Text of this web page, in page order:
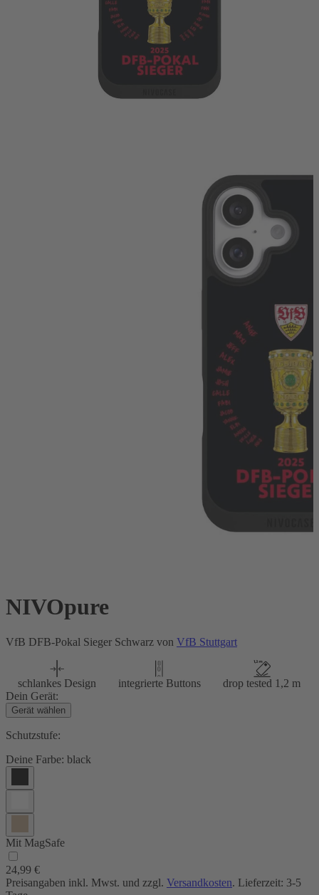
NIVOpure
VfB DFB-Pokal Sieger Schwarz von VfB Stuttgart
schlankes Design integrierte Buttons
drop tested 1,2 m
Dein Gerät:
Gerät wählen
Schutzstufe:
Deine Farbe: black
Mit MagSafe
24,99 €
Preisangaben inkl. Mwst. und zzgl. Versandkosten. Lieferzeit: 3-5